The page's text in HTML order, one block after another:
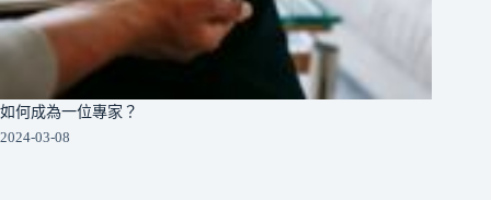
如何成為一位專家？
2024-03-08